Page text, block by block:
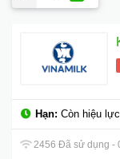
Hạn: Còn hiệu
2456 Đã sử dụng -